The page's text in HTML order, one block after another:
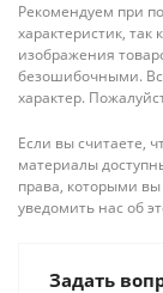
Рекомендуем при
характеристик, так
изображения
безошибочными.
характер.
Если вы считаете,
материалы
права, которыми
уведомить нас об
Задать